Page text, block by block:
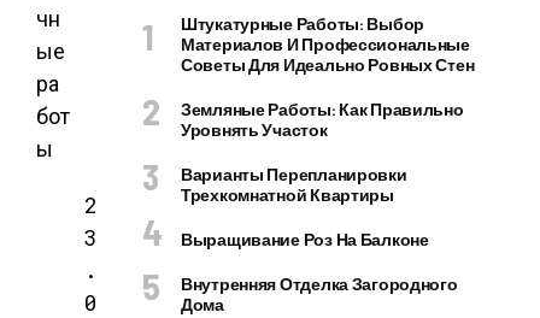
чн
ые
ра
бот
ы
2
3
.
0
Штукатурные Работы: Выбор
Материалов И Профессиональные
Советы Для Идеально Ровных Стен
Земляные Работы: Как Правильно
Уровнять Участок
Варианты Перепланировки
Трехкомнатной Квартиры
Выращивание Роз На Балконе
Внутренняя Отделка Загородного
Дома